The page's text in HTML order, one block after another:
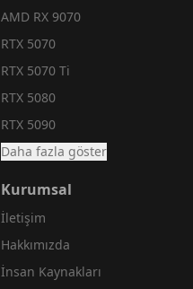
AMD RX 9070
RTX 5070
RTX 5070 Ti
RTX 5080
RTX 5090
Daha fazla göster
Kurumsal
İletişim
Hakkımızda
İnsan Kaynakları